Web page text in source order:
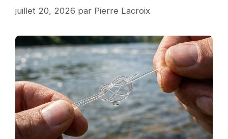
juillet 20, 2026 par Pierre Lacroix